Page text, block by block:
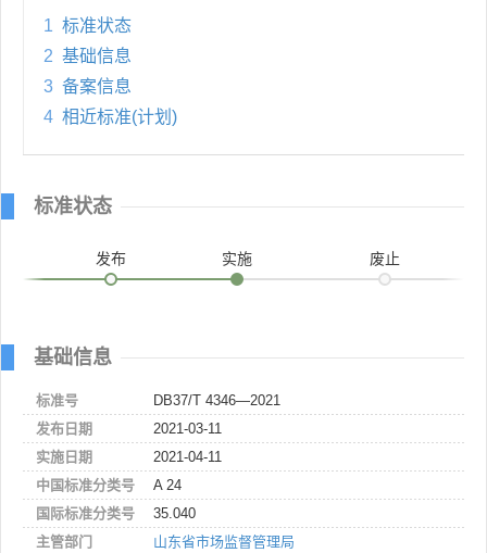
1 标准状态
2 基础信息
3 备案信息
4 相近标准(计划)
标准状态
发布 实施 废止
基础信息
标准号
DB37/T 4346—2021
发布日期
2021-03-11
实施日期
2021-04-11
中国标准分类号
A 24
国际标准分类号
35.040
主管部门
山东省市场监督管理局